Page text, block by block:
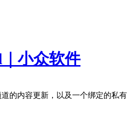
小众软件
的内容更新，以及一个绑定的私有